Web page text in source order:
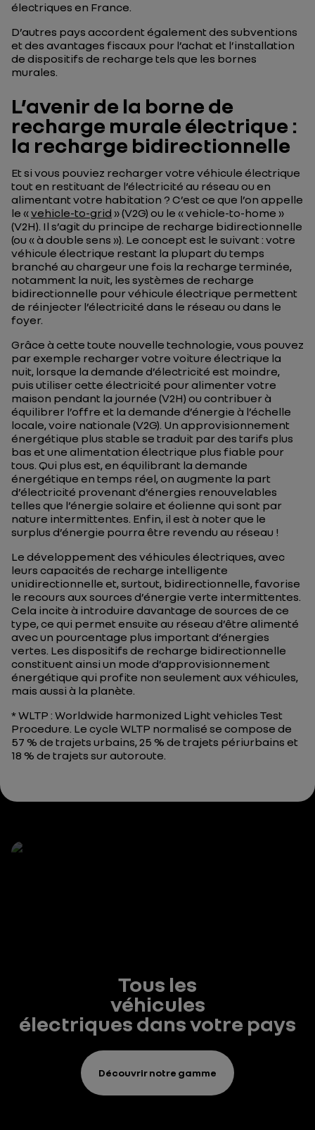
électriques en France.
D’autres pays accordent également des subventions
et des avantages fiscaux pour l’achat et l’installation
de dispositifs de recharge tels que les bornes
murales.
L’avenir de la borne de
recharge murale électrique :
la recharge bidirectionnelle
Et si vous pouviez recharger votre véhicule électrique
tout en restituant de l’électricité au réseau ou en
alimentant votre habitation ? C’est ce que l’on appelle
le «vehicle-to-grid » (V2G) ou le « vehicle-to-home »
(V2H). Il s’agit du principe de recharge bidirectionnelle
(ou « à double sens »). Le concept est le suivant : votre
véhicule électrique restant la plupart du temps
branché au chargeur une fois la recharge terminée,
notamment la nuit, les systèmes de recharge
bidirectionnelle pour véhicule électrique permettent
de réinjecter l’électricité dans le réseau ou dans le
foyer.
Grâce à cette toute nouvelle technologie, vous pouvez
par exemple recharger votre voiture électrique la
nuit, lorsque la demande d’électricité est moindre,
puis utiliser cette électricité pour alimenter votre
maison pendant la journée (V2H) ou contribuer à
équilibrer l’offre et la demande d’énergie à l’échelle
locale, voire nationale (V2G). Un approvisionnement
énergétique plus stable se traduit par des tarifs plus
bas et une alimentation électrique plus fiable pour
tous. Qui plus est, en équilibrant la demande
énergétique en temps réel, on augmente la part
d’électricité provenant d’énergies renouvelables
telles que l’énergie solaire et éolienne qui sont par
nature intermittentes. Enfin, il est à noter que le
surplus d’énergie pourra être revendu au réseau !
Le développement des véhicules électriques, avec
leurs capacités de recharge intelligente
unidirectionnelle et, surtout, bidirectionnelle, favorise
le recours aux sources d’énergie verte intermittentes.
Cela incite à introduire davantage de sources de ce
type, ce qui permet ensuite au réseau d’être alimenté
avec un pourcentage plus important d’énergies
vertes. Les dispositifs de recharge bidirectionnelle
constituent ainsi un mode d’approvisionnement
énergétique qui profite non seulement aux véhicules,
mais aussi à la planète.
* WLTP : Worldwide harmonized Light vehicles Test
Procedure. Le cycle WLTP normalisé se compose de
57 % de trajets urbains, 25 % de trajets périurbains et
18 % de trajets sur autoroute.
Tous les
véhicules
électriques dans votre pays
Découvrir notre gamme